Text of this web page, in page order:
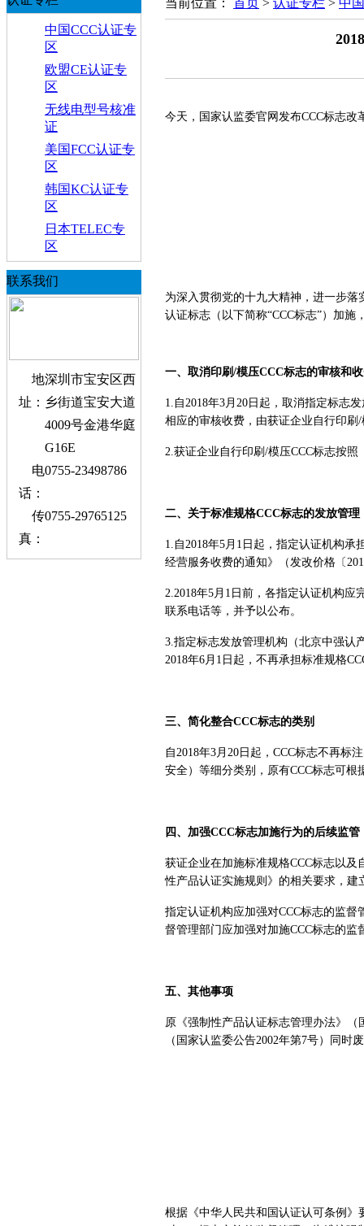
中国CCC认证专
区
欧盟CE认证专
区
无线电型号核准
证
美国FCC认证专
区
韩国KC认证专
区
日本TELEC专
区
联系我们
地
址：
深圳市宝安区西
乡街道宝安大道
4009号金港华庭
G16E
电
话：
0755-23498786
传
真：
0755-29765125
当前位置： 首页 > 认证专栏 > 中
今天，国家认监委官网发布CCC标志改
为深入贯彻党的十九大精神，进一步
认证标志（以下简称“CCC标志”）加
一、取消印刷/模压CCC标志的审核和
1.自2018年3月20日起，取消指定标志
相应的审核收费，由获证企业自行印刷
2.获证企业自行印刷/模压CCC标志按
二、关于标准规格CCC标志的发放管理
1.自2018年5月1日起，指定认证机构
经营服务收费的通知》（发改价格〔
2.2018年5月1日前，各指定认证机构应
联系电话等，并予以公布。
3.指定标志发放管理机构（北京中强认
2018年6月1日起，不再承担标准规格
三、简化整合CCC标志的类别
自2018年3月20日起，CCC标志不再标
安全）等细分类别，原有CCC标志可
四、加强CCC标志加施行为的后续监管
获证企业在加施标准规格CCC标志以
性产品认证实施规则》的相关要求，
指定认证机构应加强对CCC标志的监
督管理部门应加强对加施CCC标志的监
五、其他事项
原《强制性产品认证标志管理办法》
（国家认监委公告2002年第7号）同时
根据《中华人民共和国认证认可条例》